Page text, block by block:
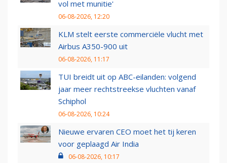
vol met munitie'
06-08-2026, 12:20
KLM stelt eerste commerciële vlucht met
Airbus A350-900 uit
06-08-2026, 11:17
TUI breidt uit op ABC-eilanden: volgend
jaar meer rechtstreekse vluchten vanaf
Schiphol
06-08-2026, 10:24
Nieuwe ervaren CEO moet het tij keren
voor geplaagd Air India
06-08-2026, 10:17